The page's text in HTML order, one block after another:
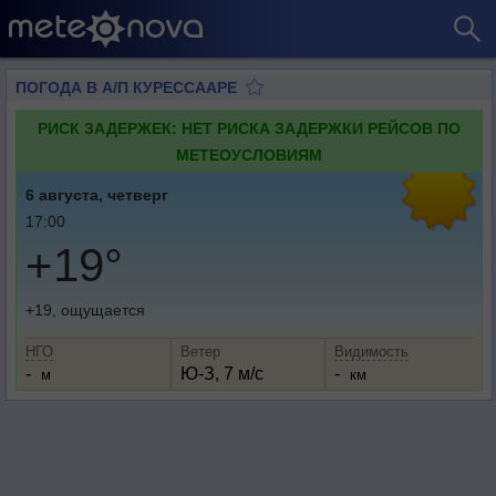
ПОГОДА В А/П КУРЕССААРЕ
РИСК ЗАДЕРЖЕК: НЕТ РИСКА ЗАДЕРЖКИ РЕЙСОВ ПО
МЕТЕОУСЛОВИЯМ
6 августа, четверг
17:00
+19°
+19, ощущается
НГО
- м
Ветер
Ю-З, 7 м/с
Видимость
- км